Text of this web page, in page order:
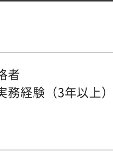
者
務経験（3年以上